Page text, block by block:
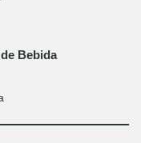
Bebida